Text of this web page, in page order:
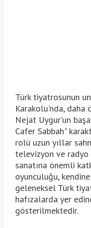
Türk tiyatrosunun
Karakolu'nda, daha
Nejat Uygur'un
Cafer Sabbah"
rolü uzun yıllar
televizyon ve radyo
sanatına önemli
oyunculuğu,
geleneksel Türk
hafızalarda yer
gösterilmektedir.